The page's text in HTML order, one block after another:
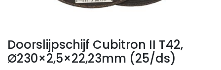
Doorslijpschijf Cubitron II T42,
Ø230×2,5×22,23mm (25/ds)